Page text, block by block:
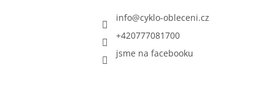
info@cyklo-obleceni.cz
+420777081700
jsme na facebooku